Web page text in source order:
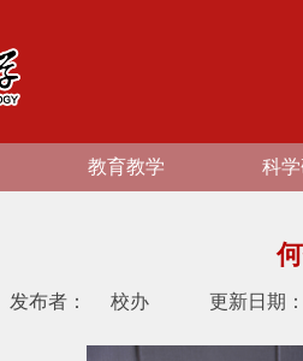
教育教学 科
发布者： 校办 更新日期：